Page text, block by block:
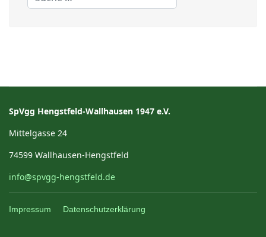
SpVgg Hengstfeld-Wallhausen 1947 e.V.
Mittelgasse 24
74599 Wallhausen-Hengstfeld
info@spvgg-hengstfeld.de
Impressum Datenschutzerklärung